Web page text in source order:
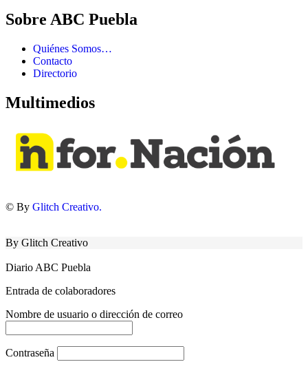
Sobre ABC Puebla
Quiénes Somos…
Contacto
Directorio
Multimedios
© By Glitch Creativo.
By Glitch Creativo
Diario ABC Puebla
Entrada de colaboradores
Nombre de usuario o dirección de correo
Contraseña